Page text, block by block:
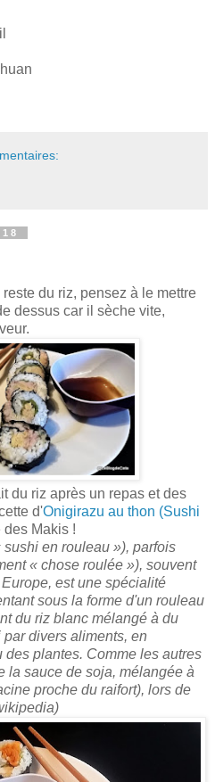
du riz, pensez à le mettre
dessus car il sèche vite,
du riz après un repas et des
d'Onigirazu au thon (Sushi
des Makis !
en rouleau »), parfois
« chose roulée »), souvent
est une spécialité
sous la forme d'un rouleau
du riz blanc mélangé à du
divers aliments, en
plantes. Comme les autres
la sauce de soja, mélangée à
proche du raifort), lors de